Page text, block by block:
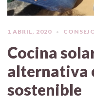
1 ABRIL, 2020
Cocina
alternativa
sostenible